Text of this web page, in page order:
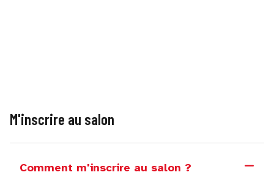
M'inscrire au salon
Comment m'inscrire au salon ?